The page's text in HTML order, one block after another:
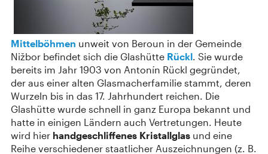
Mittelböhmen unweit von Beroun in der Gemeinde
Nižbor befindet sich die Glashütte Rückl. Sie wurde
bereits im Jahr 1903 von Antonín Rückl gegründet,
der aus einer alten Glasmacherfamilie stammt, deren
Wurzeln bis in das 17. Jahrhundert reichen. Die
Glashütte wurde schnell in ganz Europa bekannt und
hatte in einigen Ländern auch Vertretungen. Heute
wird hier handgeschliffenes Kristallglas und eine
Reihe verschiedener staatlicher Auszeichnungen (z. B.